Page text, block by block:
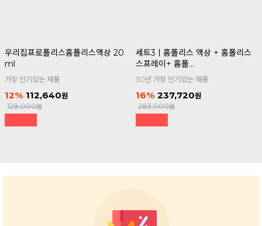
우리집프로폴리스홈폴리스액상 20
ml
가장 인기있는 제품
112,640
128,000
12
세트3ㅣ홈폴리스 액상 + 홈폴리스
스프레이+ 홈폴...
30년 가장 인기있는 제품
237,720
283,000
16